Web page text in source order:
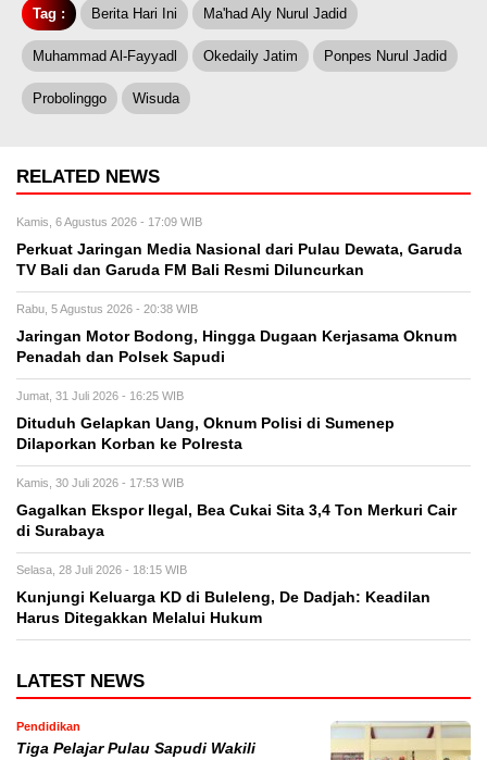
Tag : Berita Hari Ini Ma'had Aly Nurul Jadid
Muhammad Al-Fayyadl Okedaily Jatim Ponpes Nurul Jadid
Probolinggo Wisuda
RELATED NEWS
Kamis, 6 Agustus 2026 - 17:09 WIB
Perkuat Jaringan Media Nasional dari Pulau Dewata, Garuda
TV Bali dan Garuda FM Bali Resmi Diluncurkan
Rabu, 5 Agustus 2026 - 20:38 WIB
Jaringan Motor Bodong, Hingga Dugaan Kerjasama Oknum
Penadah dan Polsek Sapudi
Jumat, 31 Juli 2026 - 16:25 WIB
Dituduh Gelapkan Uang, Oknum Polisi di Sumenep
Dilaporkan Korban ke Polresta
Kamis, 30 Juli 2026 - 17:53 WIB
Gagalkan Ekspor Ilegal, Bea Cukai Sita 3,4 Ton Merkuri Cair
di Surabaya
Selasa, 28 Juli 2026 - 18:15 WIB
Kunjungi Keluarga KD di Buleleng, De Dadjah: Keadilan
Harus Ditegakkan Melalui Hukum
LATEST NEWS
Pendidikan
Tiga Pelajar Pulau Sapudi Wakili